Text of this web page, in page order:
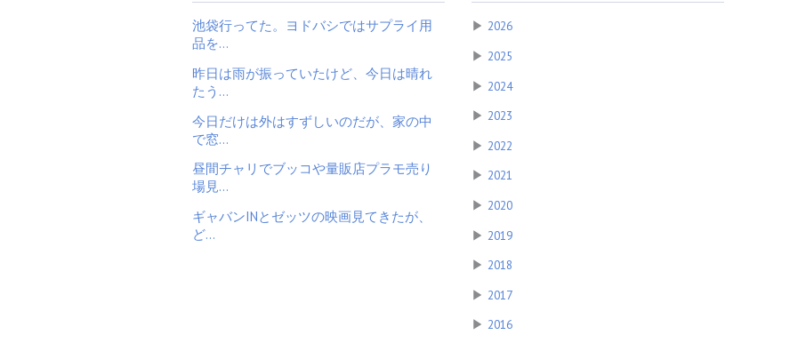
池袋行ってた。ヨドバシではサプライ用
品を…
昨日は雨が振っていたけど、今日は晴れ
たう…
今日だけは外はすずしいのだが、家の中
で窓…
昼間チャリでブッコや量販店プラモ売り
場見…
ギャバンINとゼッツの映画見てきたが、
ど…
▶ 2026
▶ 2025
▶ 2024
▶ 2023
▶ 2022
▶ 2021
▶ 2020
▶ 2019
▶ 2018
▶ 2017
▶ 2016